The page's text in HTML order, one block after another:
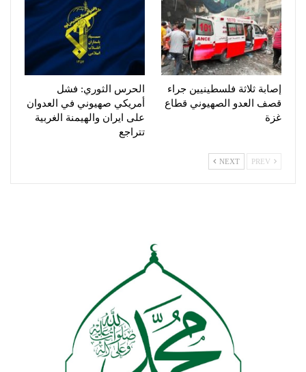
إصابة ثلاثة فلسطينيين جراء
قصف العدو الصهيوني قطاع
غزة
الحرس الثوري: فشل
أمريكي صهيوني في العدوان
على ايران والهيمنة الغربية
تتراجع
NEXT